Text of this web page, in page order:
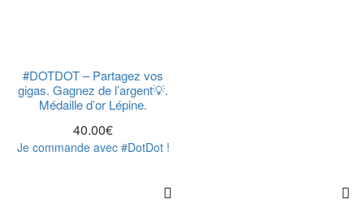
#DOTDOT – Partagez vos
gigas. Gagnez de l’argent💡.
Médaille d’or Lépine.
40.00€
Je commande avec #DotDot !